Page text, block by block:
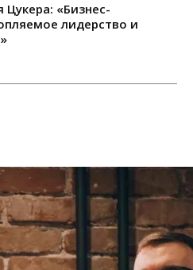
Цукера: «Бизнес-
лидерство и